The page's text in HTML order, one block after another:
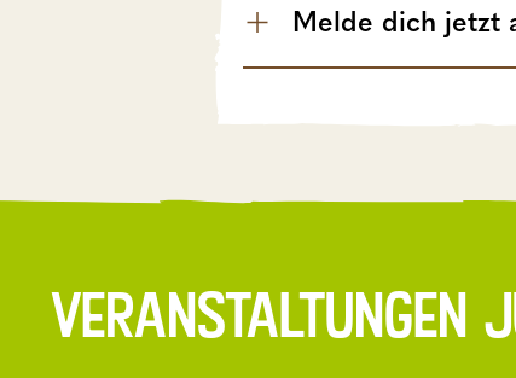
Melde dich jetzt
Veranstaltungen